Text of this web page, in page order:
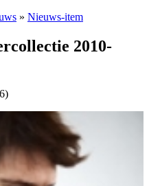
» Nieuws-item
2010-